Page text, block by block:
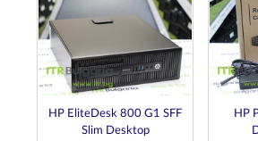
HP EliteDesk 800 G1 SFF
Slim Desktop
HP